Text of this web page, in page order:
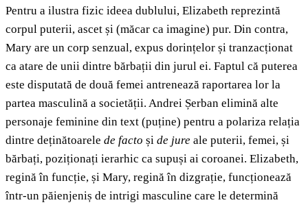
Pentru a ilustra fizic ideea dublului, Elizabeth reprezintă
corpul puterii, ascet și (măcar ca imagine) pur. Din contra,
Mary are un corp senzual, expus dorințelor și tranzacționat
ca atare de unii dintre bărbații din jurul ei. Faptul că puterea
este disputată de două femei antrenează raportarea lor la
partea masculină a societății. Andrei Șerban elimină alte
personaje feminine din text (puține) pentru a polariza relația
dintre deținătoarele de facto și de jure ale puterii, femei, și
bărbați, poziționați ierarhic ca supuși ai coroanei. Elizabeth,
regină în funcție, și Mary, regină în dizgrație, funcționează
într-un păienjeniș de intrigi masculine care le determină